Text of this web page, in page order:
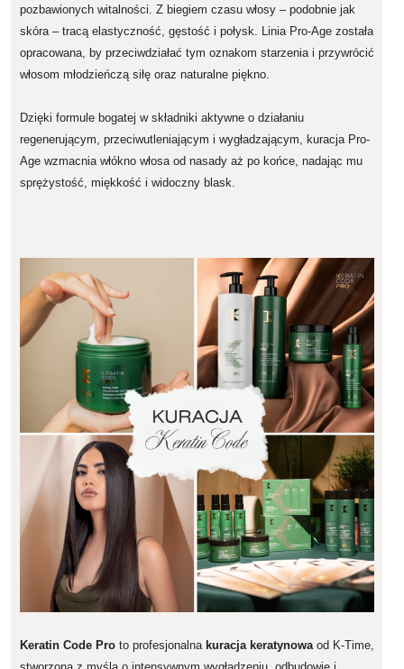
pozbawionych witalności. Z biegiem czasu włosy – podobnie jak
skóra – tracą elastyczność, gęstość i połysk. Linia Pro-Age została
opracowana, by przeciwdziałać tym oznakom starzenia i przywrócić
włosom młodzieńczą siłę oraz naturalne piękno.
Dzięki formule bogatej w składniki aktywne o działaniu
regenerującym, przeciwutleniającym i wygładzającym, kuracja Pro-
Age wzmacnia włókno włosa od nasady aż po końce, nadając mu
sprężystość, miękkość i widoczny blask.
Keratin Code Pro to profesjonalna kuracja keratynowaod K-Time,